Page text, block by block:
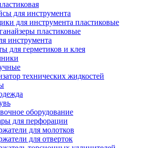
для инструмента
для инструмента пластиковые
пластиковые
инструмента
для герметиков и клея
технических жидкостей
оборудование
для перфорации
для молотков
для отверток